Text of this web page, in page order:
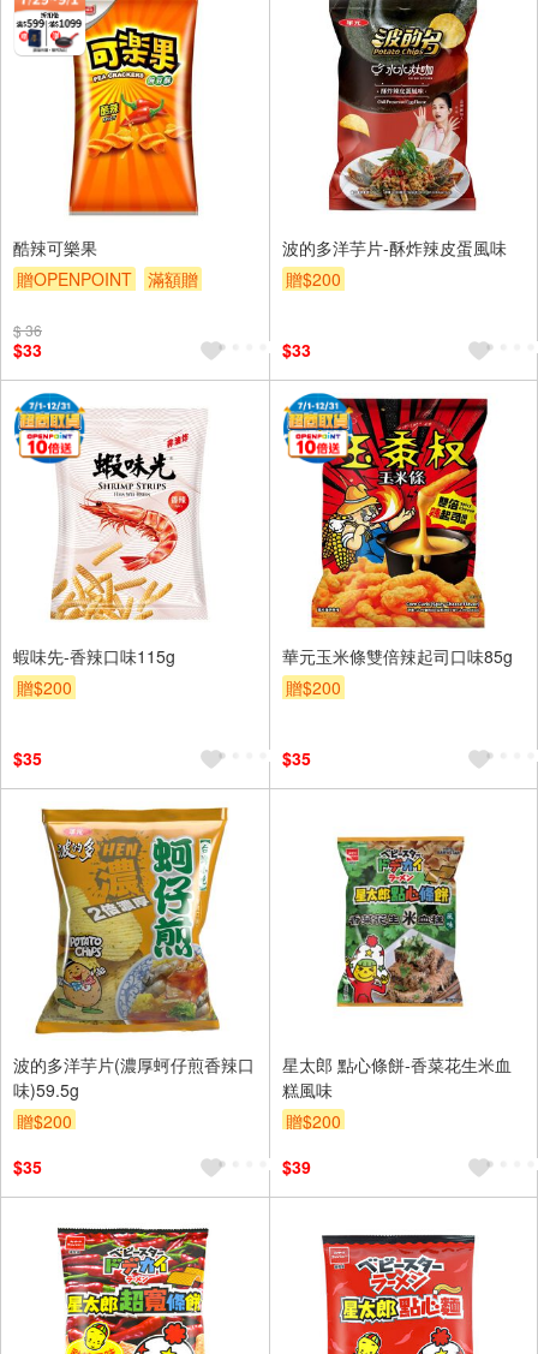
酷辣可樂果
贈OPENPOINT
滿額贈
$ 36
$33
波的多洋芋片-酥炸辣皮蛋風味
贈$200
$33
蝦味先-香辣口味115g
贈$200
$35
華元玉米條雙倍辣起司口味85g
贈$200
$35
波的多洋芋片(濃厚蚵仔煎香辣口
味)59.5g
贈$200
$35
星太郎 點心條餅-香菜花生米血
糕風味
贈$200
$39